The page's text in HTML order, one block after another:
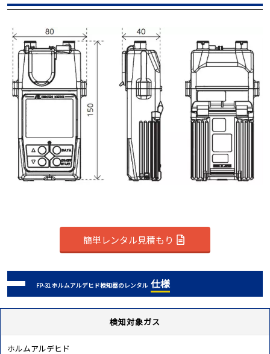
簡単レンタル見積もり
FP-31 ホルムアルデヒド検知器のレンタル 仕様
検知対象ガス
ホルムアルデヒド